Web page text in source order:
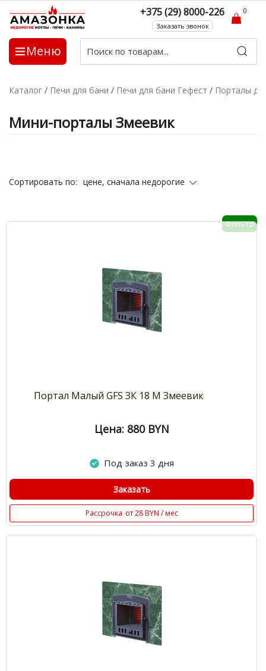
Меню
+375 (29) 8000-226
Заказать звонок
0
Каталог / Печи для бани / Печи для бани Гефест / Порталы
Мини-порталы Змеевик
Сортировать по: цене, сначала недорогие
Фильтр
Портал Малый GFS ЗК 18 М Змеевик
Цена: 880 BYN
Под заказ 3 дня
Заказать
Рассрочка от 28 BYN / мес